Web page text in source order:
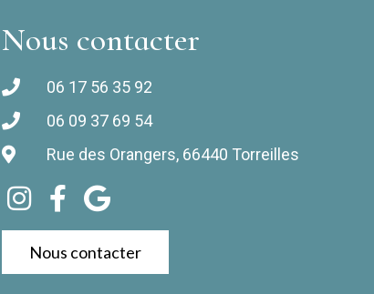
Nous contacter
06 17 56 35 92
06 09 37 69 54
Rue des Orangers, 66440 Torreilles
Nous contacter